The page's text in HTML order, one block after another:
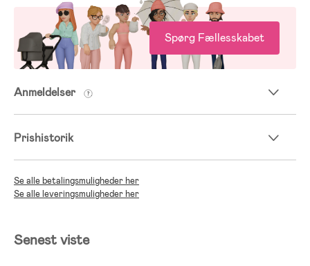
Spørg Fællesskabet
Anmeldelser
Prishistorik
Se alle betalingsmuligheder her
Se alle leveringsmuligheder her
Senest viste